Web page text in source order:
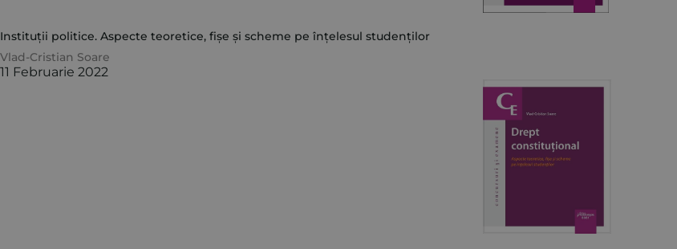
Instituții politice. Aspecte teoretice, fișe și scheme pe înțelesul studenților
Vlad-Cristian Soare
11 Februarie 2022